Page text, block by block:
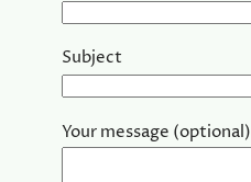
Subject
Your message (optional)